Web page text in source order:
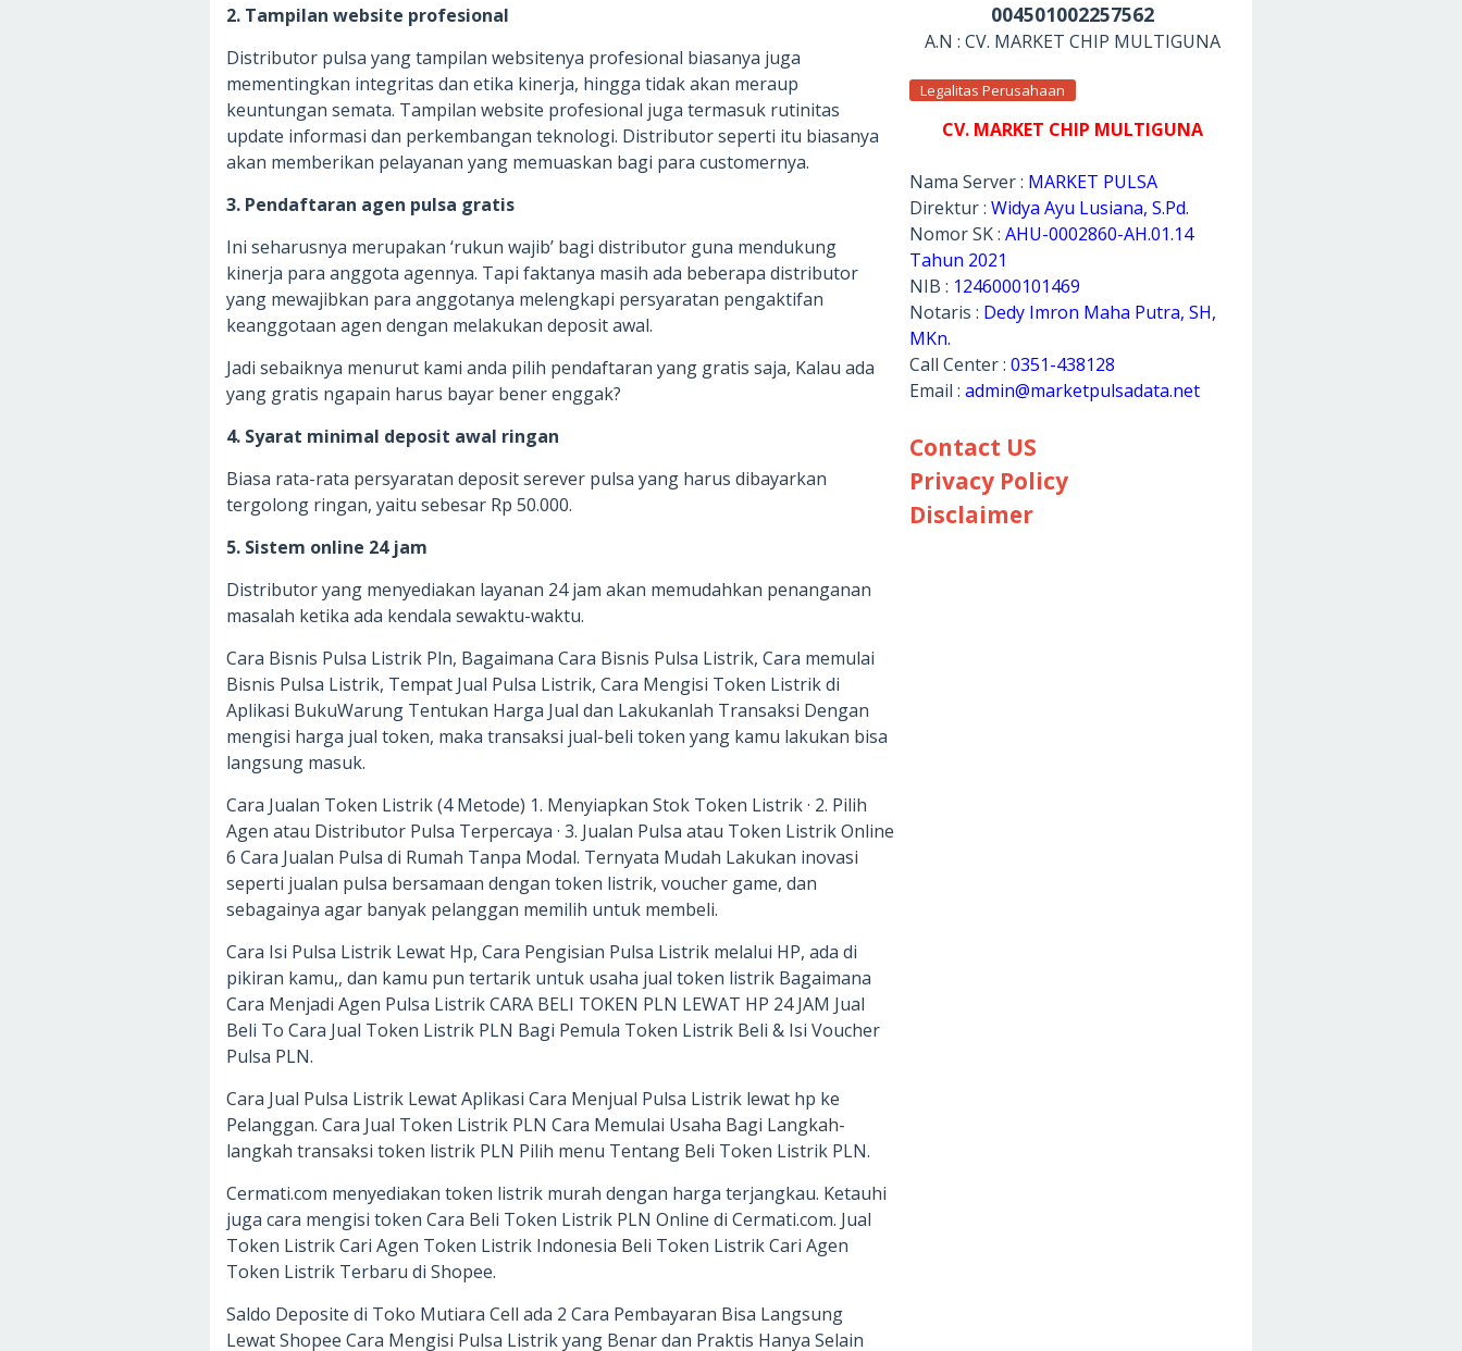
2. Tampilan website profesional
Distributor pulsa yang tampilan websitenya profesional biasanya juga
mementingkan integritas dan etika kinerja, hingga tidak akan meraup
keuntungan semata. Tampilan website profesional juga termasuk rutinitas
update informasi dan perkembangan teknologi. Distributor seperti itu biasanya
akan memberikan pelayanan yang memuaskan bagi para customernya.
3. Pendaftaran agen pulsa gratis
Ini seharusnya merupakan ‘rukun wajib’ bagi distributor guna mendukung
kinerja para anggota agennya. Tapi faktanya masih ada beberapa distributor
yang mewajibkan para anggotanya melengkapi persyaratan pengaktifan
keanggotaan agen dengan melakukan deposit awal.
Jadi sebaiknya menurut kami anda pilih pendaftaran yang gratis saja, Kalau ada
yang gratis ngapain harus bayar bener enggak?
4. Syarat minimal deposit awal ringan
Biasa rata-rata persyaratan deposit serever pulsa yang harus dibayarkan
tergolong ringan, yaitu sebesar Rp 50.000.
5. Sistem online 24 jam
Distributor yang menyediakan layanan 24 jam akan memudahkan penanganan
masalah ketika ada kendala sewaktu-waktu.
Cara Bisnis Pulsa Listrik Pln, Bagaimana Cara Bisnis Pulsa Listrik, Cara memulai
Bisnis Pulsa Listrik, Tempat Jual Pulsa Listrik, Cara Mengisi Token Listrik di
Aplikasi BukuWarung Tentukan Harga Jual dan Lakukanlah Transaksi Dengan
mengisi harga jual token, maka transaksi jual-beli token yang kamu lakukan bisa
langsung masuk.
Cara Jualan Token Listrik (4 Metode) 1. Menyiapkan Stok Token Listrik · 2. Pilih
Agen atau Distributor Pulsa Terpercaya · 3. Jualan Pulsa atau Token Listrik Online
6 Cara Jualan Pulsa di Rumah Tanpa Modal. Ternyata Mudah Lakukan inovasi
seperti jualan pulsa bersamaan dengan token listrik, voucher game, dan
sebagainya agar banyak pelanggan memilih untuk membeli.
Cara Isi Pulsa Listrik Lewat Hp, Cara Pengisian Pulsa Listrik melalui HP, ada di
pikiran kamu,, dan kamu pun tertarik untuk usaha jual token listrik Bagaimana
Cara Menjadi Agen Pulsa Listrik CARA BELI TOKEN PLN LEWAT HP 24 JAM Jual
Beli To Cara Jual Token Listrik PLN Bagi Pemula Token Listrik Beli & Isi Voucher
Pulsa PLN.
Cara Jual Pulsa Listrik Lewat Aplikasi Cara Menjual Pulsa Listrik lewat hp ke
Pelanggan. Cara Jual Token Listrik PLN Cara Memulai Usaha Bagi Langkah-
langkah transaksi token listrik PLN Pilih menu Tentang Beli Token Listrik PLN.
Cermati.com menyediakan token listrik murah dengan harga terjangkau. Ketauhi
juga cara mengisi token Cara Beli Token Listrik PLN Online di Cermati.com. Jual
Token Listrik Cari Agen Token Listrik Indonesia Beli Token Listrik Cari Agen
Token Listrik Terbaru di Shopee.
Saldo Deposite di Toko Mutiara Cell ada 2 Cara Pembayaran Bisa Langsung
Lewat Shopee Cara Mengisi Pulsa Listrik yang Benar dan Praktis Hanya Selain
004501002257562
A.N : CV. MARKET CHIP MULTIGUNA
Legalitas Perusahaan
CV. MARKET CHIP MULTIGUNA
Nama Server : MARKET PULSA
Direktur : Widya Ayu Lusiana, S.Pd.
Nomor SK : AHU-0002860-AH.01.14
Tahun 2021
NIB : 1246000101469
Notaris : Dedy Imron Maha Putra, SH,
MKn.
Call Center : 0351-438128
Email : admin@marketpulsadata.net
Contact US
Privacy Policy
Disclaimer